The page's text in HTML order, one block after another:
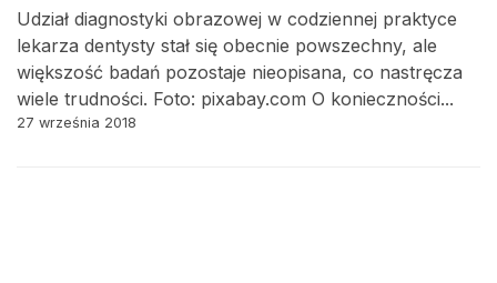
Udział diagnostyki obrazowej w codziennej praktyce
lekarza dentysty stał się obecnie powszechny, ale
większość badań pozostaje nieopisana, co nastręcza
wiele trudności. Foto: pixabay.com O konieczności...
27 września 2018